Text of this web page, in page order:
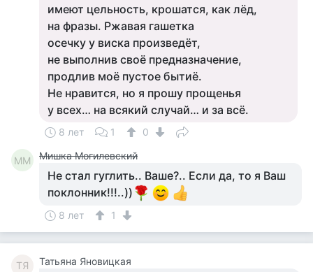
имеют цельность, крошатся, как лёд,
на фразы. Ржавая гашетка
осечку у виска произведёт,
не выполнив своё предназначение,
продлив моё пустое бытиё.
Не нравится, но я прошу прощенья
у всех… на всякий случай… и за всё.
8 лет 1 0
ММ Мишка Могилевский
Не стал гуглить.. Ваше?.. Если да, то я Ваш
поклонник!!!..))
8 лет 1
ТЯ Татьяна Яновицкая